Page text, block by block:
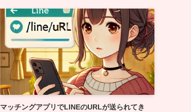
マッチングアプリでLINEのURLが送られてき